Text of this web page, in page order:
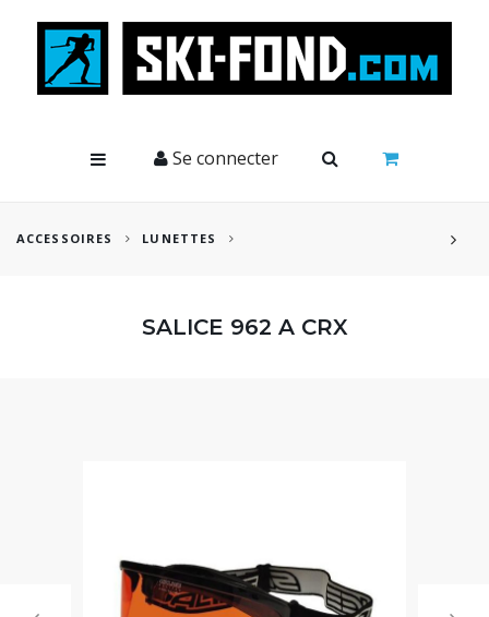
Se connecter
ACCESSOIRES LUNETTES
SALICE 962 A CRX